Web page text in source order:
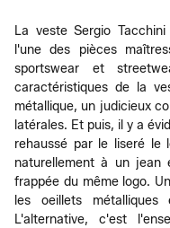
La veste Sergio
l'une des pièces
sportswear et
caractéristiques de la
métallique, un judicieux
latérales. Et puis, il y a
rehaussé par le liseré le
naturellement à un
frappée du même logo.
les oeillets
L'alternative, c'est